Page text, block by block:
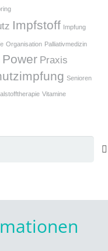
Impfstoff Impfung
Organisation Palliativmedizin
Power Praxis
Senioren
Vitamine